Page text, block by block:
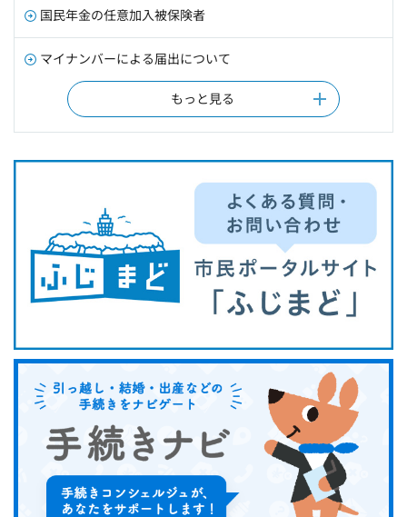
国民年金の任意加入被保険者
マイナンバーによる届出について
もっと見る